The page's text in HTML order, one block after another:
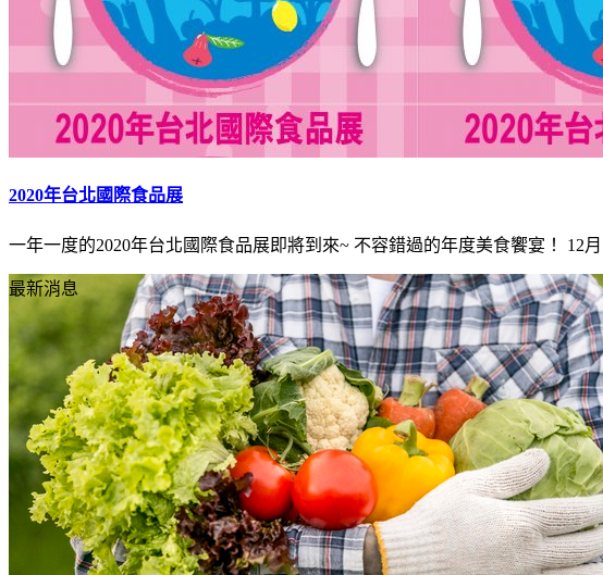
2020年台北國際食品展
一年一度的2020年台北國際食品展即將到來~ 不容錯過的年度美食饗宴！ 12
最新消息